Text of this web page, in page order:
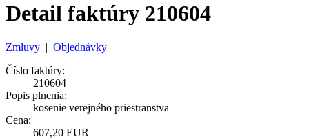
Detail faktúry 210604
Zmluvy | Objednávky
Číslo faktúry:
210604
Popis plnenia:
kosenie verejného priestranstva
Cena:
607,20 EUR